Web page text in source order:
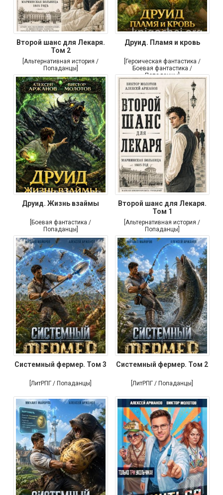
Второй шанс для Лекаря.
Том 2
[Альтернативная история /
Попаданцы]
Друид. Пламя и кровь
[Героическая фантастика /
Боевая фантастика /
Попаданцы]
Друид. Жизнь взаймы
[Боевая фантастика /
Попаданцы]
Второй шанс для Лекаря.
Том 1
[Альтернативная история /
Попаданцы]
Системный фермер. Том 3
[ЛитРПГ / Попаданцы]
Системный фермер. Том 2
[ЛитРПГ / Попаданцы]